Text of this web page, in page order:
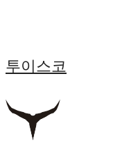
투이스코